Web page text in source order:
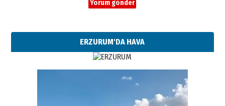
ERZURUM'DA HAVA